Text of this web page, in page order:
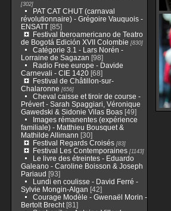
[302]
PAT CAT CHUT (carnaval
révolutionnaire) - Grégoire Vauquois -
ENSATT[85]
Festival Iberoamericano de Teatro
de Bogotá Edición XVII Colombie [830]
Catégorie 3.1 - Lars Norén -
Lorraine de Sagazan [98]
Radio Free europe - Davide
Carnevali - CIE 1420[68]
Festival de Châtillon-sur-
Chalaronne [656]
Cheval caisse et tiroir de course -
Prévert - Sarah Spaggiari, Véronique
Gawedski & Sidonie Vilas Boas[49]
Images rémanentes (expérience
familiale) - Matthieu Bousquet &
Mathilde Allimann [30]
Festival Regards Croisés[83]
Festival Les Contemporaines[1143]
Le livre des étreintes - Eduardo
Galeano - Caroline Boisson & Joseph
Pariaud [93]
Lundi en coulisse - David Ferré -
Sylvie Mongin-Algan [42]
Courage Modèle - Gwenaël Morin -
Bertolt Brecht[81]